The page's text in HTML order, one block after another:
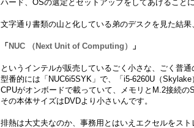
ハード、OSの選定とセットアップをしてあげることに
文字通り書類の山と化している弟のデスクを見た結果
「 NUC （Next Unit of Computing） 」
というインテルが販売しているごく小さな、ごく普通
型番的には「NUC6i5SYK」で、「i5-6260U（Skylake
CPUがオンボードで載っていて、メモリとM.2接続の
その本体サイズはDVDより小さいんです。
排熱は大丈夫なのか、事務用とはいえエクセルをス